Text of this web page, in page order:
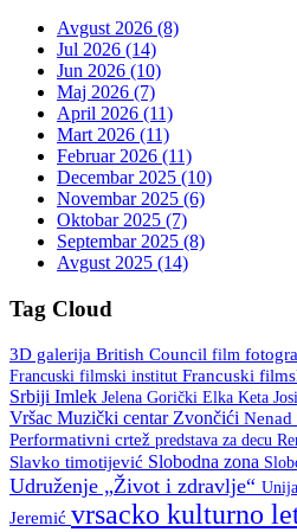
Avgust 2026 (8)
Jul 2026 (14)
Jun 2026 (10)
Maj 2026 (7)
April 2026 (11)
Mart 2026 (11)
Februar 2026 (11)
Decembar 2025 (10)
Novembar 2025 (6)
Oktobar 2025 (7)
Septembar 2025 (8)
Avgust 2025 (14)
Tag Cloud
3D galerija British Council film
Francuski filmski institut Francuski
Srbiji Imlek Jelena Gorički Elka Keta
Vršac Muzički centar Zvončići
Performativni crtež predstava za decu
Slavko timotijević Slobodna zona
Udruženje „Život i zdravlje“
Jeremić vrsacko kulturno